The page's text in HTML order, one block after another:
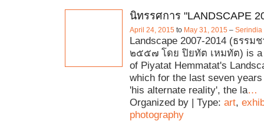
นิทรรศการ "LANDSCAPE
April 24, 2015 to May 31, 2015 – Serindia
Landscape 2007-2014 (ธรร
๒๕๕๗ โดย ปิยทัต เหมทัต) is a
of Piyatat Hemmatat's
which for the last seven
'his alternate reality', the la…
Organized by | Type: art,
photography